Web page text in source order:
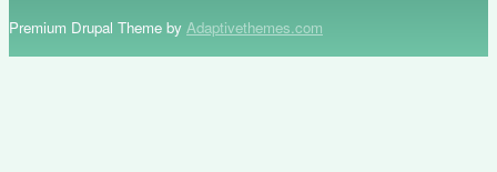
Premium Drupal Theme by Adaptivethemes.com